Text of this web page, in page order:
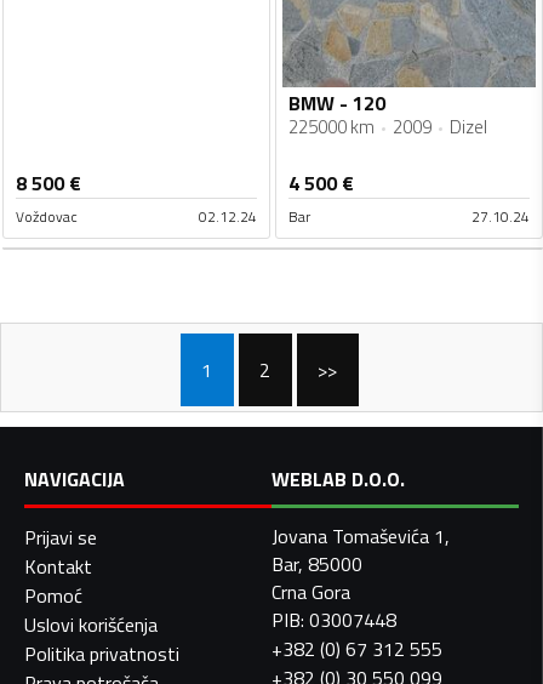
8 500€
Voždovac 02.12.24
BMW - 120
225000 km 2009 Dizel
4 500€
Bar 27.10.24
1 2 >>
NAVIGACIJA
Prijavi se
Kontakt
Pomoć
Uslovi korišćenja
Politika privatnosti
WEBLAB D.O.O.
Jovana Tomaševića 1,
Bar, 85000
Crna Gora
PIB: 03007448
+382 (0) 67 312 555
+382 (0) 30 550 099